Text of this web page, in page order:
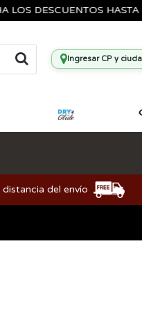
DESCUENTOS HASTA 40
Ingresar CP y
del envío